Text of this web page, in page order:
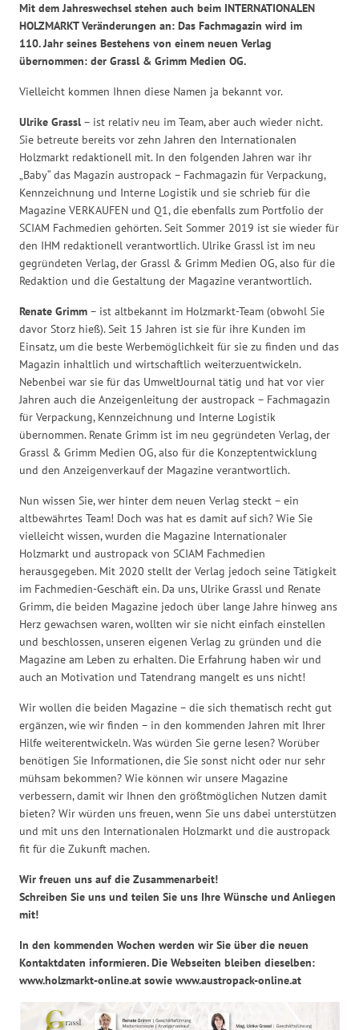
Mit dem Jahreswechsel stehen auch beim INTERNATIONALEN
HOLZMARKT Veränderungen an: Das Fachmagazin wird im
110. Jahr seines Bestehens von einem neuen Verlag
übernommen: der Grassl & Grimm Medien OG.
Vielleicht kommen Ihnen diese Namen ja bekannt vor.
Ulrike Grassl – ist relativ neu im Team, aber auch wieder nicht.
Sie betreute bereits vor zehn Jahren den Internationalen
Holzmarkt redaktionell mit. In den folgenden Jahren war ihr
„Baby“ das Magazin austropack – Fachmagazin für Verpackung,
Kennzeichnung und Interne Logistik und sie schrieb für die
Magazine VERKAUFEN und Q1, die ebenfalls zum Portfolio der
SCIAM Fachmedien gehörten. Seit Sommer 2019 ist sie wieder für
den IHM redaktionell verantwortlich. Ulrike Grassl ist im neu
gegründeten Verlag, der Grassl & Grimm Medien OG, also für die
Redaktion und die Gestaltung der Magazine verantwortlich.
Renate Grimm – ist altbekannt im Holzmarkt-Team (obwohl Sie
davor Storz hieß). Seit 15 Jahren ist sie für ihre Kunden im
Einsatz, um die beste Werbemöglichkeit für sie zu finden und das
Magazin inhaltlich und wirtschaftlich weiterzuentwickeln.
Nebenbei war sie für das UmweltJournal tätig und hat vor vier
Jahren auch die Anzeigenleitung der austropack – Fachmagazin
für Verpackung, Kennzeichnung und Interne Logistik
übernommen. Renate Grimm ist im neu gegründeten Verlag, der
Grassl & Grimm Medien OG, also für die Konzeptentwicklung
und den Anzeigenverkauf der Magazine verantwortlich.
Nun wissen Sie, wer hinter dem neuen Verlag steckt – ein
altbewährtes Team! Doch was hat es damit auf sich? Wie Sie
vielleicht wissen, wurden die Magazine Internationaler
Holzmarkt und austropack von SCIAM Fachmedien
herausgegeben. Mit 2020 stellt der Verlag jedoch seine Tätigkeit
im Fachmedien-Geschäft ein. Da uns, Ulrike Grassl und Renate
Grimm, die beiden Magazine jedoch über lange Jahre hinweg ans
Herz gewachsen waren, wollten wir sie nicht einfach einstellen
und beschlossen, unseren eigenen Verlag zu gründen und die
Magazine am Leben zu erhalten. Die Erfahrung haben wir und
auch an Motivation und Tatendrang mangelt es uns nicht!
Wir wollen die beiden Magazine – die sich thematisch recht gut
ergänzen, wie wir finden – in den kommenden Jahren mit Ihrer
Hilfe weiterentwickeln. Was würden Sie gerne lesen? Worüber
benötigen Sie Informationen, die Sie sonst nicht oder nur sehr
mühsam bekommen? Wie können wir unsere Magazine
verbessern, damit wir Ihnen den größtmöglichen Nutzen damit
bieten? Wir würden uns freuen, wenn Sie uns dabei unterstützen
und mit uns den Internationalen Holzmarkt und die austropack
fit für die Zukunft machen.
Wir freuen uns auf die Zusammenarbeit!
Schreiben Sie uns und teilen Sie uns Ihre Wünsche und Anliegen
mit!
In den kommenden Wochen werden wir Sie über die neuen
Kontaktdaten informieren. Die Webseiten bleiben dieselben:
www.holzmarkt-online.at sowie www.austropack-online.at